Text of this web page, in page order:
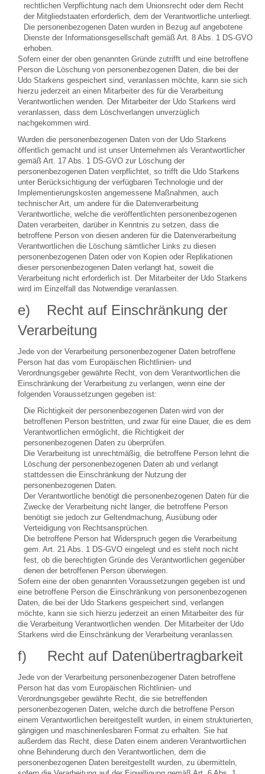
rechtlichen Verpflichtung nach dem Unionsrecht oder dem Recht
der Mitgliedstaaten erforderlich, dem der Verantwortliche unterliegt.
Die personenbezogenen Daten wurden in Bezug auf angebotene
Dienste der Informationsgesellschaft gemäß Art. 8 Abs. 1 DS-GVO
erhoben.
Sofern einer der oben genannten Gründe zutrifft und eine betroffene
Person die Löschung von personenbezogenen Daten, die bei der
Udo Starkens gespeichert sind, veranlassen möchte, kann sie sich
hierzu jederzeit an einen Mitarbeiter des für die Verarbeitung
Verantwortlichen wenden. Der Mitarbeiter der Udo Starkens wird
veranlassen, dass dem Löschverlangen unverzüglich
nachgekommen wird.
Wurden die personenbezogenen Daten von der Udo Starkens
öffentlich gemacht und ist unser Unternehmen als Verantwortlicher
gemäß Art. 17 Abs. 1 DS-GVO zur Löschung der
personenbezogenen Daten verpflichtet, so trifft die Udo Starkens
unter Berücksichtigung der verfügbaren Technologie und der
Implementierungskosten angemessene Maßnahmen, auch
technischer Art, um andere für die Datenverarbeitung
Verantwortliche, welche die veröffentlichten personenbezogenen
Daten verarbeiten, darüber in Kenntnis zu setzen, dass die
betroffene Person von diesen anderen für die Datenverarbeitung
Verantwortlichen die Löschung sämtlicher Links zu diesen
personenbezogenen Daten oder von Kopien oder Replikationen
dieser personenbezogenen Daten verlangt hat, soweit die
Verarbeitung nicht erforderlich ist. Der Mitarbeiter der Udo Starkens
wird im Einzelfall das Notwendige veranlassen.
e) Recht auf Einschränkung der
Verarbeitung
Jede von der Verarbeitung personenbezogener Daten betroffene
Person hat das vom Europäischen Richtlinien- und
Verordnungsgeber gewährte Recht, von dem Verantwortlichen die
Einschränkung der Verarbeitung zu verlangen, wenn eine der
folgenden Voraussetzungen gegeben ist:
Die Richtigkeit der personenbezogenen Daten wird von der
betroffenen Person bestritten, und zwar für eine Dauer, die es dem
Verantwortlichen ermöglicht, die Richtigkeit der
personenbezogenen Daten zu überprüfen.
Die Verarbeitung ist unrechtmäßig, die betroffene Person lehnt die
Löschung der personenbezogenen Daten ab und verlangt
stattdessen die Einschränkung der Nutzung der
personenbezogenen Daten.
Der Verantwortliche benötigt die personenbezogenen Daten für die
Zwecke der Verarbeitung nicht länger, die betroffene Person
benötigt sie jedoch zur Geltendmachung, Ausübung oder
Verteidigung von Rechtsansprüchen.
Die betroffene Person hat Widerspruch gegen die Verarbeitung
gem. Art. 21 Abs. 1 DS-GVO eingelegt und es steht noch nicht
fest, ob die berechtigten Gründe des Verantwortlichen gegenüber
denen der betroffenen Person überwiegen.
Sofern eine der oben genannten Voraussetzungen gegeben ist und
eine betroffene Person die Einschränkung von personenbezogenen
Daten, die bei der Udo Starkens gespeichert sind, verlangen
möchte, kann sie sich hierzu jederzeit an einen Mitarbeiter des für
die Verarbeitung Verantwortlichen wenden. Der Mitarbeiter der Udo
Starkens wird die Einschränkung der Verarbeitung veranlassen.
f) Recht auf Datenübertragbarkeit
Jede von der Verarbeitung personenbezogener Daten betroffene
Person hat das vom Europäischen Richtlinien- und
Verordnungsgeber gewährte Recht, die sie betreffenden
personenbezogenen Daten, welche durch die betroffene Person
einem Verantwortlichen bereitgestellt wurden, in einem strukturierten,
gängigen und maschinenlesbaren Format zu erhalten. Sie hat
außerdem das Recht, diese Daten einem anderen Verantwortlichen
ohne Behinderung durch den Verantwortlichen, dem die
personenbezogenen Daten bereitgestellt wurden, zu übermitteln,